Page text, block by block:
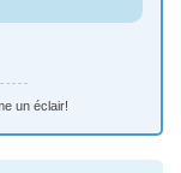
un éclair!